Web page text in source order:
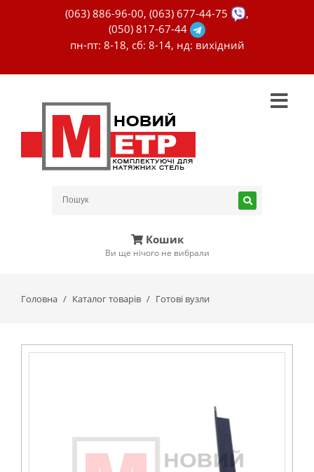
(063) 886-96-00, (063) 677-44-75
,
(050) 817-67-44
пн-пт: 8-18, сб: 8-14, нд: вихідний
Кошик
Ви ще нічого не вибрали
Головна Каталог товарів Готові вузли